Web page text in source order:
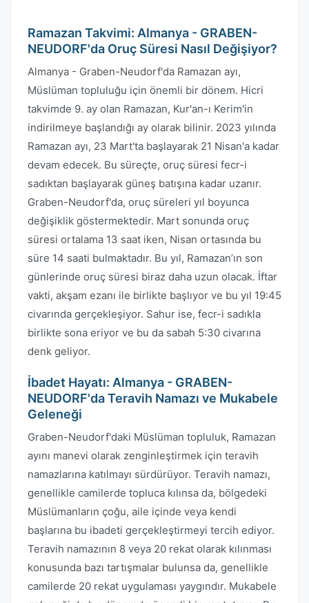
Ramazan Takvimi: Almanya - GRABEN-
NEUDORF'da Oruç Süresi Nasıl Değişiyor?
Almanya - Graben-Neudorf'da Ramazan ayı,
Müslüman topluluğu için önemli bir dönem. Hicri
takvimde 9. ay olan Ramazan, Kur'an-ı Kerim'in
indirilmeye başlandığı ay olarak bilinir. 2023 yılında
Ramazan ayı, 23 Mart'ta başlayarak 21 Nisan'a kadar
devam edecek. Bu süreçte, oruç süresi fecr-i
sadıktan başlayarak güneş batışına kadar uzanır.
Graben-Neudorf'da, oruç süreleri yıl boyunca
değişiklik göstermektedir. Mart sonunda oruç
süresi ortalama 13 saat iken, Nisan ortasında bu
süre 14 saati bulmaktadır. Bu yıl, Ramazan’ın son
günlerinde oruç süresi biraz daha uzun olacak. İftar
vakti, akşam ezanı ile birlikte başlıyor ve bu yıl 19:45
civarında gerçekleşiyor. Sahur ise, fecr-i sadıkla
birlikte sona eriyor ve bu da sabah 5:30 civarına
denk geliyor.
İbadet Hayatı: Almanya - GRABEN-
NEUDORF'da Teravih Namazı ve Mukabele
Geleneği
Graben-Neudorf'daki Müslüman topluluk, Ramazan
ayını manevi olarak zenginleştirmek için teravih
namazlarına katılmayı sürdürüyor. Teravih namazı,
genellikle camilerde topluca kılınsa da, bölgedeki
Müslümanların çoğu, aile içinde veya kendi
başlarına bu ibadeti gerçekleştirmeyi tercih ediyor.
Teravih namazının 8 veya 20 rekat olarak kılınması
konusunda bazı tartışmalar bulunsa da, genellikle
camilerde 20 rekat uygulaması yaygındır. Mukabele